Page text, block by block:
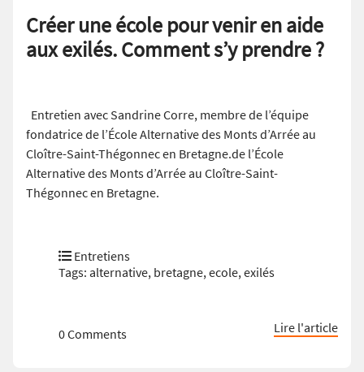
Créer une école pour venir en aide
aux exilés. Comment s’y prendre ?
Entretien avec Sandrine Corre, membre de l’équipe
fondatrice de l’École Alternative des Monts d’Arrée au
Cloître-Saint-Thégonnec en Bretagne.de l’École
Alternative des Monts d’Arrée au Cloître-Saint-
Thégonnec en Bretagne.
Entretiens
Tags: alternative, bretagne,ecole,exilés
0 Comments Lire l'article